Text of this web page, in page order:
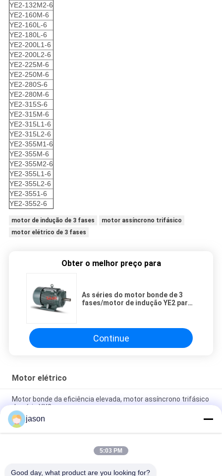
YE2-132M2-6
YE2-160M-6
YE2-160L-6
YE2-180L-6
YE2-200L1-6
YE2-200L2-6
YE2-225M-6
YE2-250M-6
YE2-280S-6
YE2-280M-6
YE2-315S-6
YE2-315M-6
YE2-315L1-6
YE2-315L2-6
YE2-355M1-6
YE2-355M-6
YE2-355M2-6
YE2-355L1-6
YE2-355L2-6
YE2-3551-6
YE2-3552-6
motor de indução de 3 fases
motor assíncrono trifásico
motor elétrico de 3 fases
Obter o melhor preço para
As séries do motor bonde de 3
fases/motor de indução YE2 para
Continue
Motor elétrico
Motor bonde da eficiência elevada, motor assíncrono trifásico
da série YX3
A frequência 3 controlados da série YVF2 põe em fase o
motor assíncrono IP55 380V avaliado
Motor bonde trifásico/série assíncrona do MS do motor com
jason
5:03 PM
Good day, what product are you looking for?